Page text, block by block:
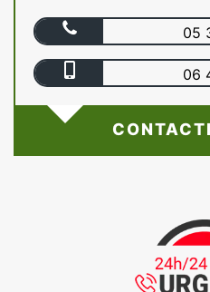
05
06